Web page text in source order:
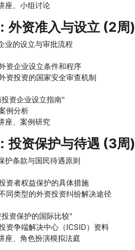
座、小组讨论
外资准入与设立 (2周)
业的设立与审批流程
资企业设立条件和程序
资投资的国家安全审查机制
资企业设立指南"
例分析
座、案例研究
投资保护与待遇 (3周)
护条款与国民待遇原则
资者权益保护的具体措施
同类型的外资投资纠纷解决途径
资保护的国际比较"
资争端解决中心（ICSID）资料
座、角色扮演模拟法庭